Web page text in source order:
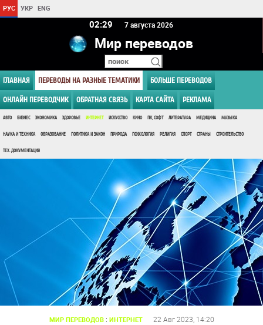
РУС УКР ENG
02 29 7 августа 2026
Мир переводов
ГЛАВНАЯ ПЕРЕВОДЫ НА РАЗНЫЕ ТЕМАТИКИ БОЛЬШЕ ПЕРЕВОДОВ
ОНЛАЙН ПЕРЕВОДЧИК ОБРАТНАЯ СВЯЗЬ КАРТА САЙТА РЕКЛАМА
АВТО БИЗНЕС ЭКОНОМИКА ЗДОРОВЬЕ ИНТЕРНЕТ ИСКУССТВО КИНО ПК, СОФТ ЛИТЕРАТУРА МЕДИЦИНА МУЗЫКА
НАУКА И ТЕХНИКА ОБРАЗОВАНИЕ ПОЛИТИКА И ЗАКОН ПРИРОДА ПСИХОЛОГИЯ РЕЛИГИЯ СПОРТ СТРАНЫ СТРОИТЕЛЬСТВО
ТЕХ. ДОКУМЕНТАЦИЯ
МИР ПЕРЕВОДОВ: ИНТЕРНЕТ 22 Авг 2023 , 14:20